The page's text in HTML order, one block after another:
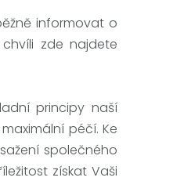
informovat o
zde najdete
principy naší
péčí. Ke
společného
získat Vaši